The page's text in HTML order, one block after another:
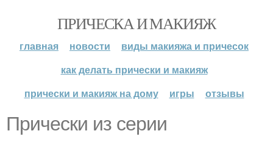
ПРИЧЕСКА И МАКИЯЖ
главная новости
виды макияжа и причесок
как делать прически и макияж
прически и макияж на дому
игры отзывы
Прически из серии